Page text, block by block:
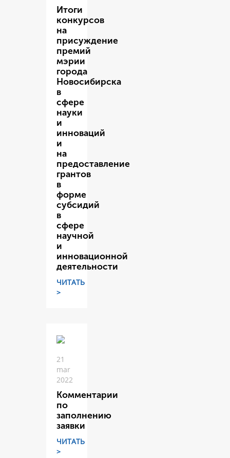
Итоги
конкурсов
на
присуждение
премий
мэрии
города
Новосибирска
в
сфере
науки
и
инноваций
и
на
предоставление
грантов
в
форме
субсидий
в
сфере
научной
и
инновационной
деятельности
ЧИТАТЬ
>
21
mar
2022
Комментарии
по
заполнению
заявки
ЧИТАТЬ
>